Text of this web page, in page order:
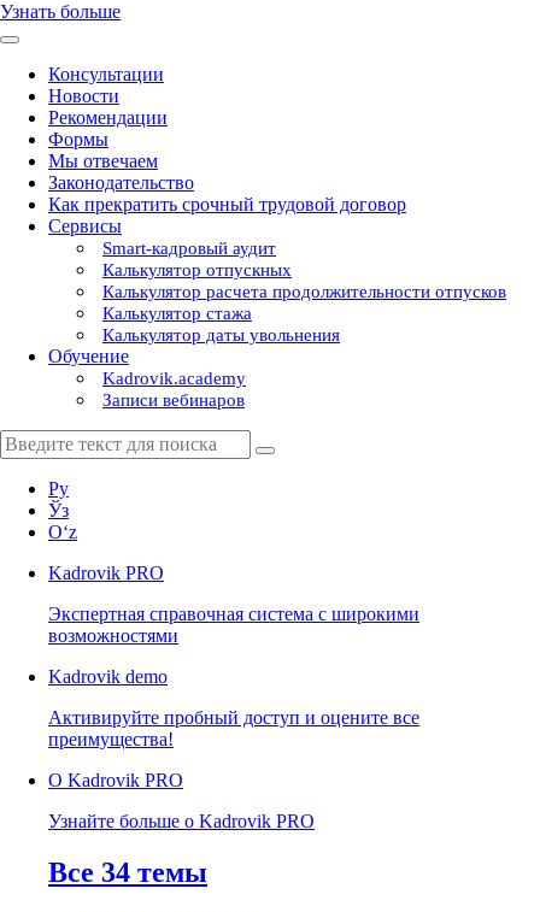
Узнать больше
Консультации
Новости
Рекомендации
Формы
Мы отвечаем
Законодательство
Как прекратить срочный трудовой договор
Сервисы
Smart-кадровый аудит
Калькулятор отпускных
Калькулятор расчета продолжительности отпусков
Калькулятор стажа
Калькулятор даты увольнения
Обучение
Kadrovik.academy
Записи вебинаров
Ру
Ўз
Oʻz
Kadrovik PRO
Экспертная справочная система с широкими
возможностями
Kadrovik demo
Активируйте пробный доступ и оцените все
преимущества!
О Kadrovik PRO
Узнайте больше о Kadrovik PRO
Все 34 темы